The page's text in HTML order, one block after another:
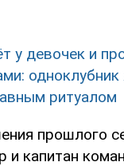
у девочек и
ритуалом
прошлого
и капитан